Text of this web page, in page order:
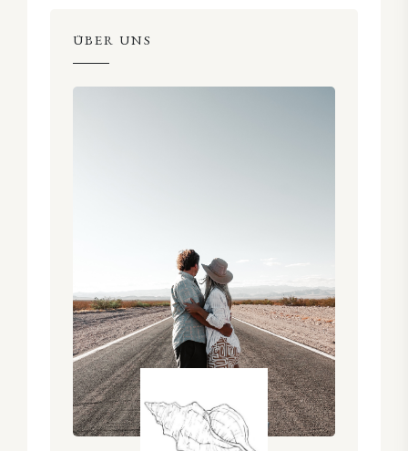
ÜBER UNS